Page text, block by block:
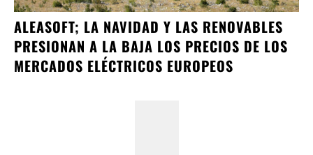
ALEASOFT; LA NAVIDAD Y LAS RENOVABLES
PRESIONAN A LA BAJA LOS PRECIOS DE LOS
MERCADOS ELÉCTRICOS EUROPEOS